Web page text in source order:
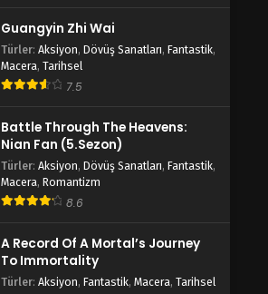
Guangyin Zhi Wai
Türler: Aksiyon, Dövüş Sanatları, Fantastik,
Macera, Tarihsel
7.5
Battle Through The Heavens:
Nian Fan (5.Sezon)
Türler: Aksiyon, Dövüş Sanatları, Fantastik,
Macera, Romantizm
8.6
A Record Of A Mortal’s Journey
To Immortality
Türler: Aksiyon, Fantastik, Macera, Tarihsel